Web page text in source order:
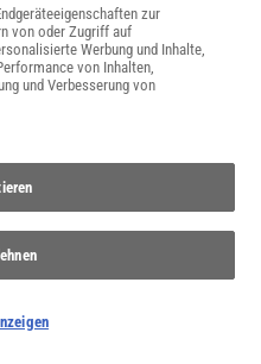
und am Kiosk:
zur
von oder Zugriff auf
Werbung und Inhalte,
von Inhalten,
und Verbesserung von